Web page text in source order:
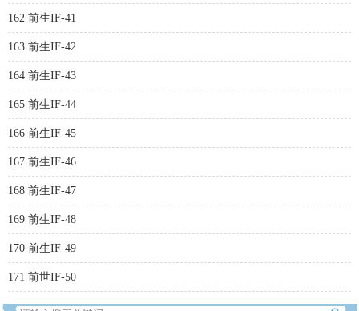
162 前生IF-41
163 前生IF-42
164 前生IF-43
165 前生IF-44
166 前生IF-45
167 前生IF-46
168 前生IF-47
169 前生IF-48
170 前生IF-49
171 前世IF-50